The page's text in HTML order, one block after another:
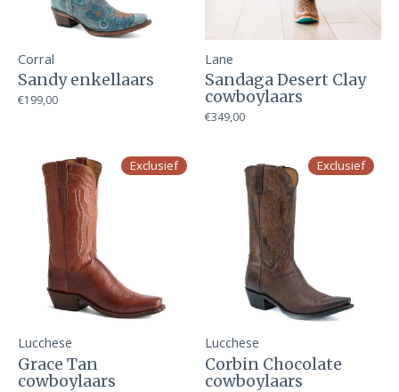
Corral
Sandy enkellaars
€199,00
Lane
Sandaga Desert Clay
cowboylaars
€349,00
Exclusief
Lucchese
Grace Tan
cowboylaars
Exclusief
Lucchese
Corbin Chocolate
cowboylaars